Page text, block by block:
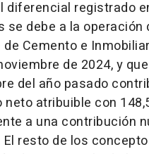
diferencial registrado
se debe a la operación
Cemento e
de 2024, y
del año pasado
neto atribuible con
a una contribución
resto de los